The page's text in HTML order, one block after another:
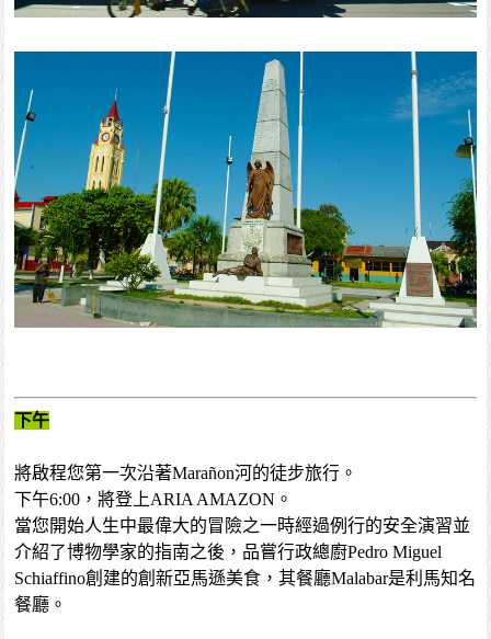
下午
將啟程您第一次沿著Marañon河的徒步旅行。
下午6:00，將登上ARIA AMAZON。
當您開始人生中最偉大的冒險之一時經過例行的安全演習並
介紹了博物學家的指南之後，品嘗行政總廚Pedro Miguel
Schiaffino創建的創新亞馬遜美食，其餐廳Malabar是利馬知名
餐廳。